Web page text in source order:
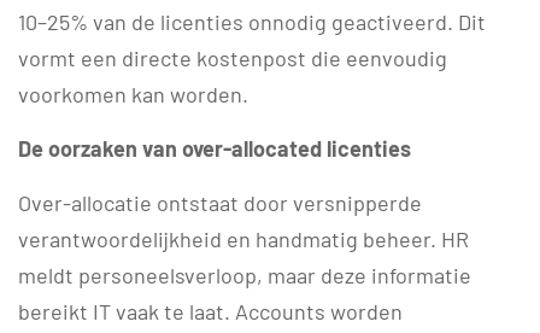
10–25% van de licenties onnodig geactiveerd. Dit
vormt een directe kostenpost die eenvoudig
voorkomen kan worden.
De oorzaken van over-allocated licenties
Over-allocatie ontstaat door versnipperde
verantwoordelijkheid en handmatig beheer. HR
meldt personeelsverloop, maar deze informatie
bereikt IT vaak te laat. Accounts worden